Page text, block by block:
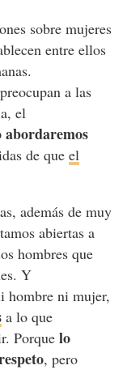
sobre mujeres
entre ellos
a las
el
de que el
además de muy
abiertas a
hombres que
Y
hombre ni mujer,
a lo que
Porquelo
, pero